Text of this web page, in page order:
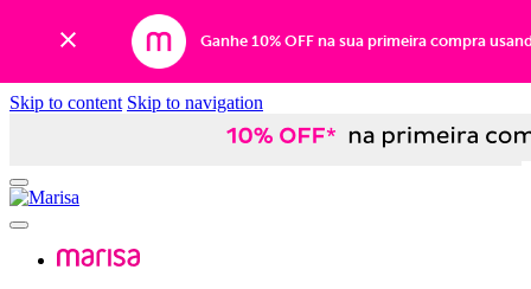
Ganhe 10% OFF na sua primeira compra
Skip to content Skip to navigation